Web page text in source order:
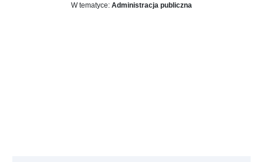
W tematyce: Administracja publiczna